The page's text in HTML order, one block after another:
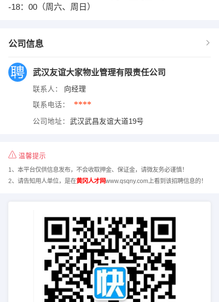
-18：00（周六、周日）
公司信息
武汉友谊大家物业管理有限责任公司
联系人： 向经理
联系电话： ****
公司地址： 武汉武昌友谊大道19号
温馨提示
1、本平台仅供信息发布，不会收取押金、保证金，请微友务必谨慎！
2、请告知用人单位，是在黄冈人才网www.qsqny.com上看到该招聘信息的！